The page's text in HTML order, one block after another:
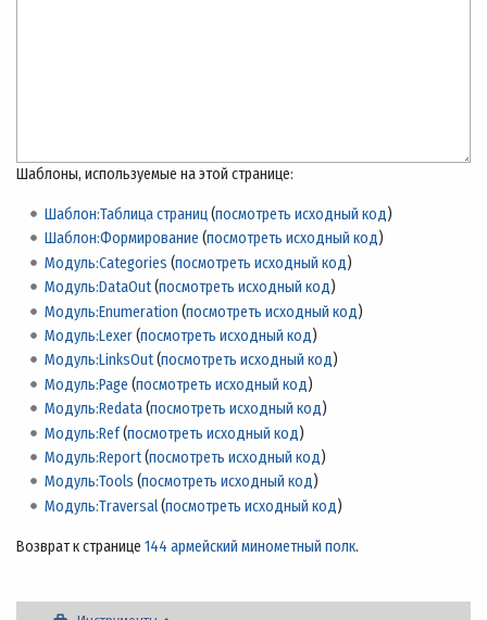
Шаблоны, используемые на этой странице:
Шаблон:Таблица страниц(посмотреть исходный код)
Шаблон:Формирование (посмотреть исходный код)
Модуль:Categories (посмотреть исходный код)
Модуль:DataOut(посмотреть исходный код)
Модуль:Enumeration (посмотреть исходный код)
Модуль:Lexer(посмотреть исходный код)
Модуль:LinksOut(посмотреть исходный код)
Модуль:Page (посмотреть исходный код)
Модуль:Redata(посмотреть исходный код)
Модуль:Ref(посмотреть исходный код)
Модуль:Report(посмотреть исходный код)
Модуль:Tools (посмотреть исходный код)
Модуль:Traversal(посмотреть исходный код)
Возврат к странице 144 армейский минометный полк.